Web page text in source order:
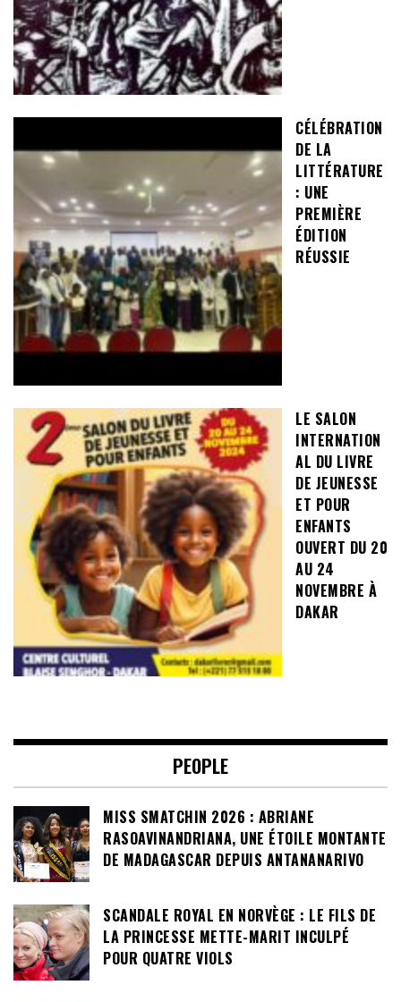
CÉLÉBRATION
DE LA
LITTÉRATURE
: UNE
PREMIÈRE
ÉDITION
RÉUSSIE
LE SALON
INTERNATION
AL DU LIVRE
DE JEUNESSE
ET POUR
ENFANTS
OUVERT DU 20
AU 24
NOVEMBRE À
DAKAR
PEOPLE
MISS SMATCHIN 2026 : ABRIANE
RASOAVINANDRIANA, UNE ÉTOILE MONTANTE
DE MADAGASCAR DEPUIS ANTANANARIVO
SCANDALE ROYAL EN NORVÈGE : LE FILS DE
LA PRINCESSE METTE-MARIT INCULPÉ
POUR QUATRE VIOLS